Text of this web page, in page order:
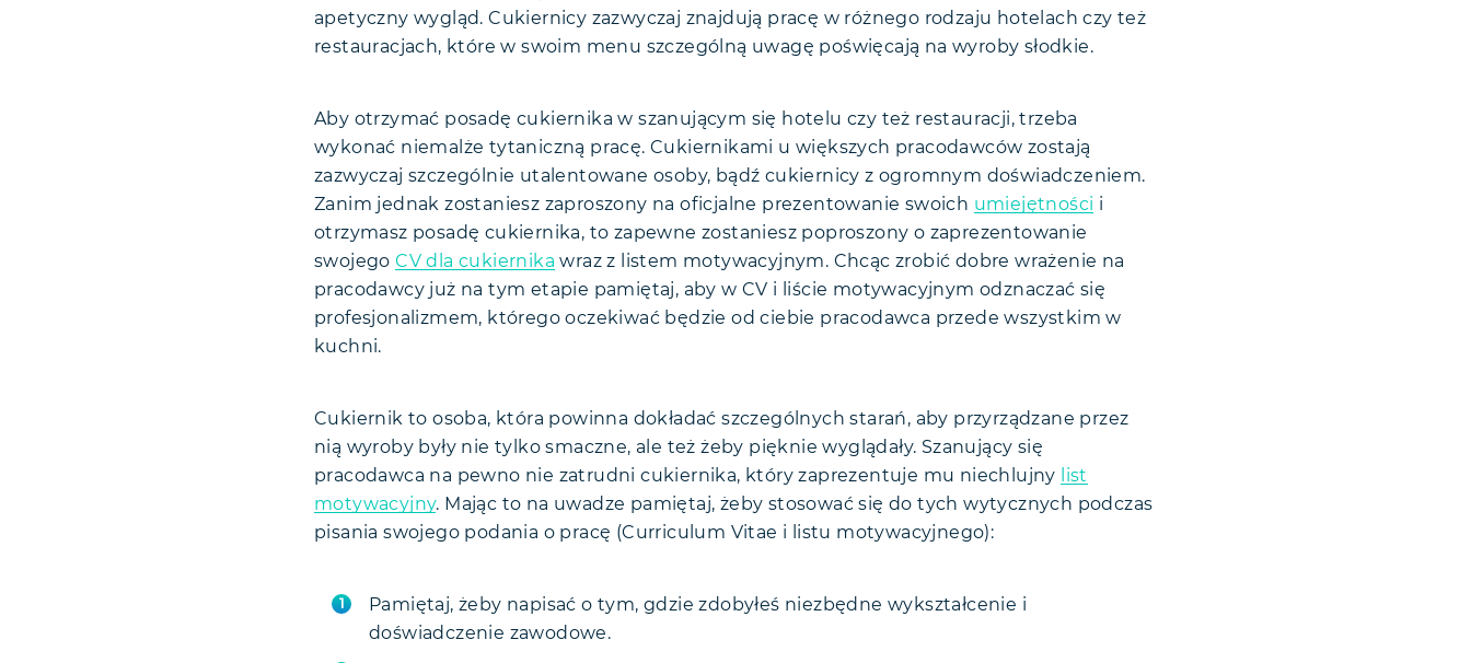
apetyczny wygląd. Cukiernicy zazwyczaj znajdują pracę w różnego rodzaju hotelach czy też
restauracjach, które w swoim menu szczególną uwagę poświęcają na wyroby słodkie.
Aby otrzymać posadę cukiernika w szanującym się hotelu czy też restauracji, trzeba
wykonać niemalże tytaniczną pracę. Cukiernikami u większych pracodawców zostają
zazwyczaj szczególnie utalentowane osoby, bądź cukiernicy z ogromnym doświadczeniem.
Zanim jednak zostaniesz zaproszony na oficjalne prezentowanie swoich umiejętności i
otrzymasz posadę cukiernika, to zapewne zostaniesz poproszony o zaprezentowanie
swojegoCV dla cukiernika wraz z listem motywacyjnym. Chcąc zrobić dobre wrażenie na
pracodawcy już na tym etapie pamiętaj, aby w CV i liście motywacyjnym odznaczać się
profesjonalizmem, którego oczekiwać będzie od ciebie pracodawca przede wszystkim w
kuchni.
Cukiernik to osoba, która powinna dokładać szczególnych starań, aby przyrządzane przez
nią wyroby były nie tylko smaczne, ale też żeby pięknie wyglądały. Szanujący się
pracodawca na pewno nie zatrudni cukiernika, który zaprezentuje mu niechlujny
list
motywacyjny. Mając to na uwadze pamiętaj, żeby stosować się do tych wytycznych podczas
pisania swojego podania o pracę (Curriculum Vitae i listu motywacyjnego):
Pamiętaj, żeby napisać o tym, gdzie zdobyłeś niezbędne wykształcenie i
doświadczenie zawodowe.